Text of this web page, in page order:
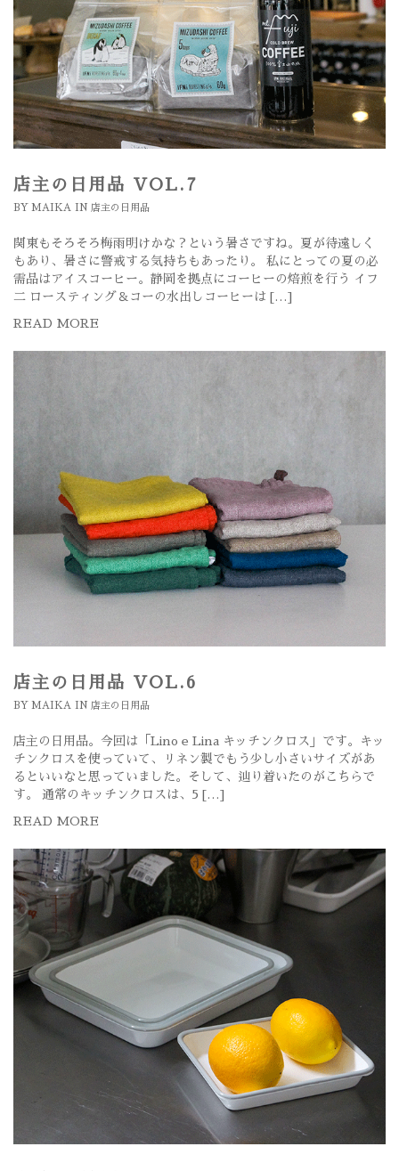
店主の日用品 VOL.7
BY MAIKA IN 店主の日用品
関東もそろそろ梅雨明けかな？という暑さですね。夏が待遠しく
もあり、暑さに警戒する気持ちもあったり。 私にとっての夏の必
需品はアイスコーヒー。静岡を拠点にコーヒーの焙煎を行う イフ
二 ロースティング＆コーの水出しコーヒーは […]
READ MORE
店主の日用品 VOL.6
BY MAIKA IN 店主の日用品
店主の日用品。今回は「Lino e Lina キッチンクロス」です。キッ
チンクロスを使っていて、リネン製でもう少し小さいサイズがあ
るといいなと思っていました。そして、辿り着いたのがこちらで
す。 通常のキッチンクロスは、5 […]
READ MORE